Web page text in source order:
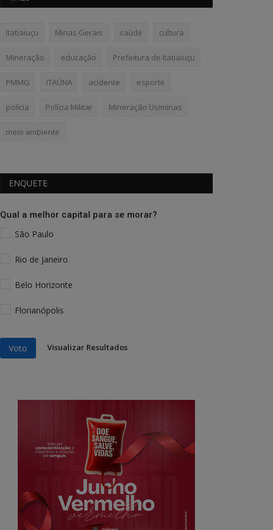
Itatiaiuçu Minas Gerais saúde cultura
Mineração educação Prefeitura de Itatiaiuçu
PMMG ITAÚNA acidente esporte
polícia Polícia Militar Mineração Usiminas
meio ambiente
ENQUETE
Qual a melhor capital para se morar?
São Paulo
Rio de Janeiro
Belo Horizonte
Florianópolis
Voto Visualizar Resultados